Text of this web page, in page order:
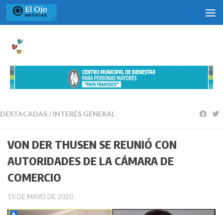
Saltar al contenido
DESTACADAS/ INTERÉS GENERAL
VON DER THUSEN SE REUNIÓ CON
AUTORIDADES DE LA CÁMARA DE
COMERCIO
15 DE MAYO DE 2020